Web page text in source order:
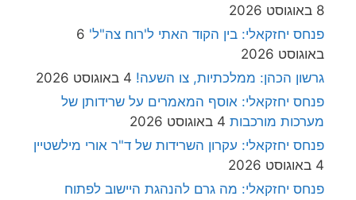
8 באוגוסט 2026
פנחס יחזקאלי: בין הקוד האתי ל'רוח צה"ל' 6
באוגוסט 2026
גרשון הכהן: ממלכתיות, צו השעה! 4 באוגוסט 2026
פנחס יחזקאלי: אוסף המאמרים על שרידותן של
מערכות מורכבות 4 באוגוסט 2026
פנחס יחזקאלי: עקרון השרידות של ד"ר אורי מילשטיין
4 באוגוסט 2026
פנחס יחזקאלי: מה גרם להנהגת היישוב לפתוח